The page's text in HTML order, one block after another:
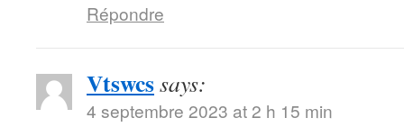
Répondre
Vtswcssays:
4 septembre 2023 at 2 h 15 min